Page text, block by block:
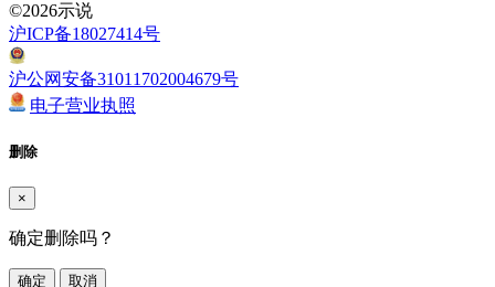
©2026示说
沪ICP备18027414号
沪公网安备31011702004679号
电子营业执照
删除
×
确定删除吗？
确定 取消